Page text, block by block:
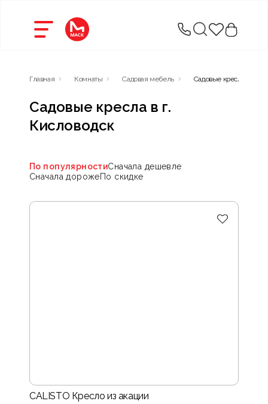
Главная Комнаты Садовая мебель Садовые кресла
Садовые кресла в г.
Кисловодск
По популярностиСначала дешевле
Сначала дорожеПо скидке
CALISTO Кресло из акации